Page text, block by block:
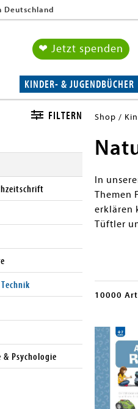
Deutschland
❤ Jetzt spenden
KINDER- & JUGENDBÜCHER
FILTERN
Psychologie
Shop
In
Themen
erklären
Tüftler
10000